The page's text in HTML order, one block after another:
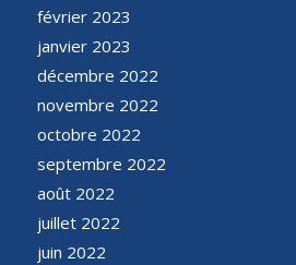
février 2023
janvier 2023
décembre 2022
novembre 2022
octobre 2022
septembre 2022
août 2022
juillet 2022
juin 2022